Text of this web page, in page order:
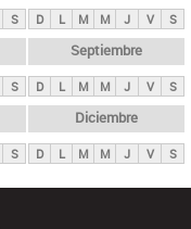
S D L M M J V S
S
Septiembre
D L M M J V S
S
Diciembre
D L M M J V S